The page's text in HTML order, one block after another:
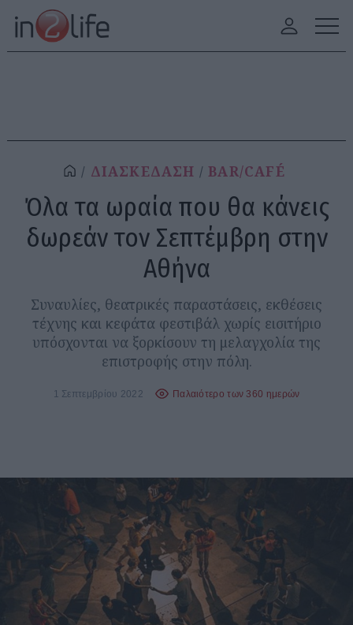
ΔΙΑΣΚΕΔΑΣΗ BAR/CAFÉ
Όλα τα ωραία που θα κάνεις
δωρεάν τον Σεπτέμβρη στην
Αθήνα
Συναυλίες, θεατρικές παραστάσεις, εκθέσεις
τέχνης και κεφάτα φεστιβάλ χωρίς εισιτήριο
υπόσχονται να ξορκίσουν τη μελαγχολία της
επιστροφής στην πόλη.
1 Σεπτεμβρίου 2022 Παλαιότερο των 360 ημερών